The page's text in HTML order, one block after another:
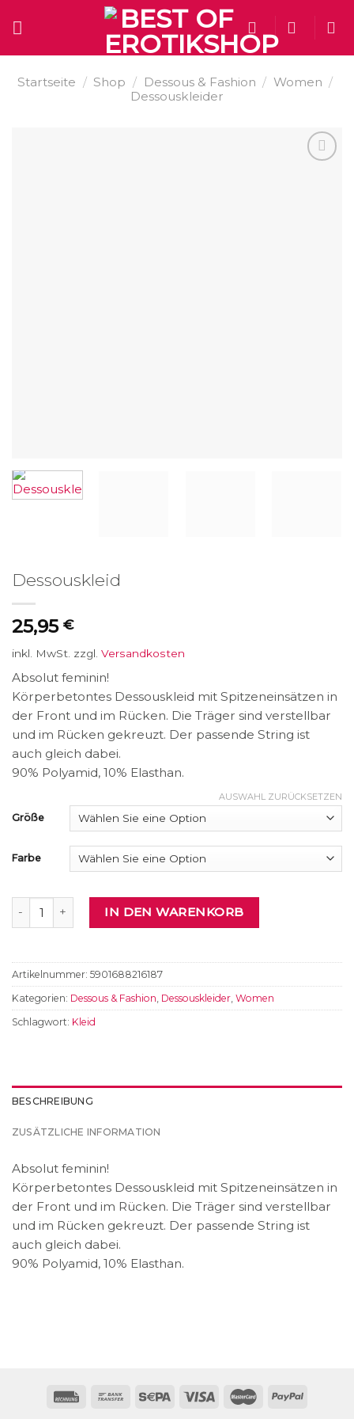
Startseite / Shop / Dessous & Fashion / Women /
Dessouskleider
Dessouskleid
25,95 €
inkl. MwSt. zzgl. Versandkosten
Absolut feminin!
Körperbetontes Dessouskleid mit Spitzeneinsätzen in
der Front und im Rücken. Die Träger sind verstellbar
und im Rücken gekreuzt. Der passende String ist
auch gleich dabei.
90% Polyamid, 10% Elasthan.
Größe
Farbe
AUSWAHL ZURÜCKSETZEN
Dessouskleid MengeIN DEN WARENKORB
Artikelnummer: 5901688216187
Kategorien: Dessous & Fashion Dessouskleider Women
Schlagwort: Kleid
BESCHREIBUNG
ZUSÄTZLICHE INFORMATION
Absolut feminin!
Körperbetontes Dessouskleid mit Spitzeneinsätzen in
der Front und im Rücken. Die Träger sind verstellbar
und im Rücken gekreuzt. Der passende String ist
auch gleich dabei.
90% Polyamid, 10% Elasthan.